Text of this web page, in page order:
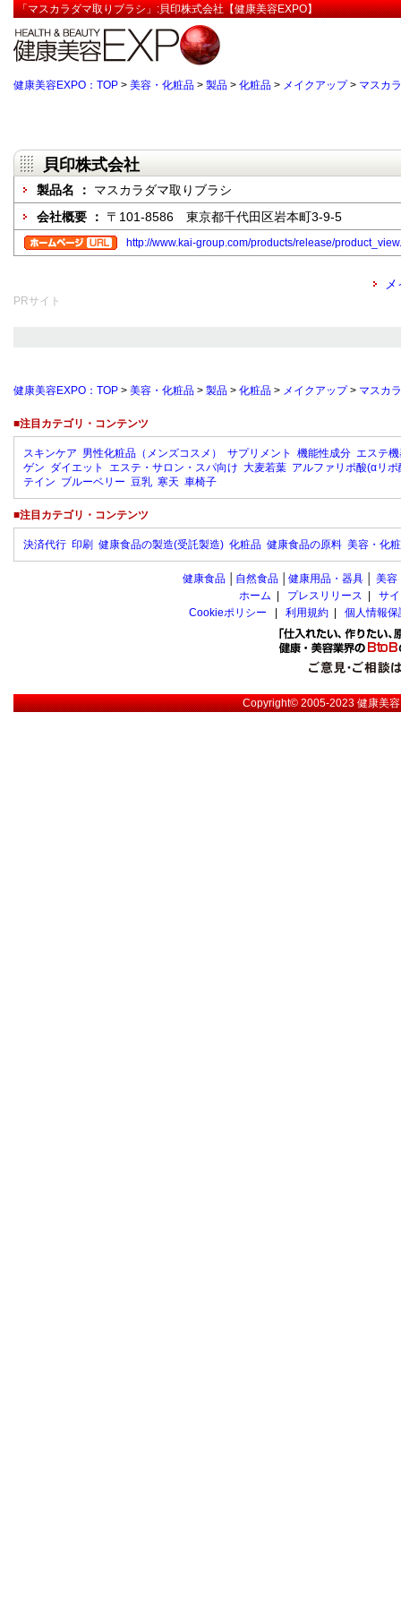
「マスカラダマ取りブラシ」:貝印株式会社【健康美容EXPO】
健康美容EXPO：TOP > 美容・化粧品 > 製品 > 化粧品 > メイクアップ> マスカ
貝印株式会社
製品名 ： マスカラダマ取りブラシ
会社概要 ： 〒101-8586 東京都千代田区岩本町3-9-5
http://www.kai-group.com/products/release/
PRサイト
健康美容EXPO：TOP > 美容・化粧品 > 製品 > 化粧品 > メイクアップ> マスカ
■注目カテゴリ・コンテンツ
スキンケア 男性化粧品（メンズコスメ） サプリメント 機能性成分 エステ
ゲン ダイエット エステ・サロン・スパ向け 大麦若葉 アルファリポ酸(αリポ
テイン ブルーベリー 豆乳 寒天 車椅子
■注目カテゴリ・コンテンツ
決済代行 印刷 健康食品の製造(受託製造) 化粧品 健康食品の原料 美容・化
健康食品 自然食品 健康用品・器具 美容
ホーム
プレスリリース
サ
Cookieポリシー
利用規約 個人情報
Copyright© 2005-2023健康美